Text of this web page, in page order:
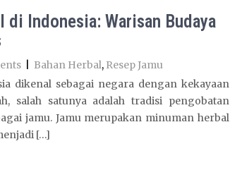
di Indonesia: Warisan Budaya
Bahan Herbal, Resep Jamu
dikenal sebagai negara dengan kekayaan
salah satunya adalah tradisi pengobatan
jamu. Jamu merupakan minuman herbal
[…]